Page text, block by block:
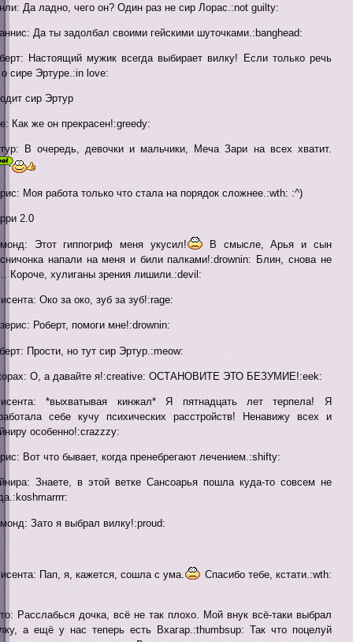
Да ладно, чего он? Один раз не сир Лорас.:not guilty:
Да ты задолбал своими гейскими шуточками.:banghead:
Настоящий мужик всегда выбирает вилку! Если только речь
сире Эртуре.:in love:
сир Эртур
Как же он прекрасен!:greedy:
В очередь, девочки и мальчики, Меча Зари на всех хватит.
Моя работа только что стала на порядок сложнее.:wth: :^)
2.0
Этот гиппогриф меня укусил!
В смысле, Арья и сын
напали на меня и били палками!:drownin: Блин, снова не
Короче, хулиганы зрения лишили.:devil:
Око за око, зуб за зуб!:rage:
Роберт, помоги мне!:drownin:
Прости, но тут сир Эртур.:meow:
О, а давайте я!:creative: ОСТАНОВИТЕ ЭТО БЕЗУМИЕ!:eek:
*выхватывая кинжал* Я пятнадцать лет терпела! Я
себе кучу психических расстройств! Ненавижу всех и
особенно!:crazzzy:
Вот что бывает, когда пренебрегают лечением.:shifty:
Знаете, в этой ветке Сансоарья пошла куда-то совсем не
Зато я выбрал вилку!:proud:
Пап, я, кажется, сошла с ума. Спасибо тебе, кстати.:wth:
Расслабься дочка, всё не так плохо. Мой внук всё-таки выбрал
а ещё у нас теперь есть Вхагар.:thumbsup: Так что поцелуй